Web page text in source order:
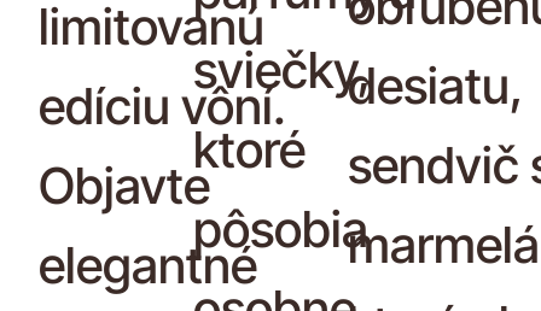
limitovanú
edíciu vôní.
Objavte
elegantné
sviečky,
ktoré
pôsobia
desiatu,
sendvič